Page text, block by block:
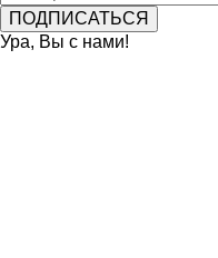
Ура, Вы с нами!